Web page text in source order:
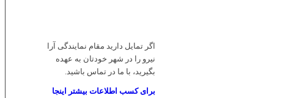
اگر تمایل دارید مقام نمایندگی آرا
نیرو را در شهر خودتان به عهده
بگیرید، با ما در تماس باشید.
برای کسب اطلاعات بیشتر اینجا